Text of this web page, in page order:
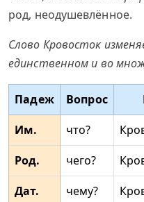
род, неодушевлённое.
Слово Кровосток
единственном и во
Падеж Вопрос
Им.
что?
Род.
чего?
Дат.
чему?